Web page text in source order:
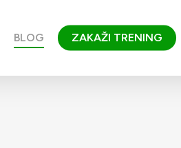
BLOG ZAKAŽI TRENING